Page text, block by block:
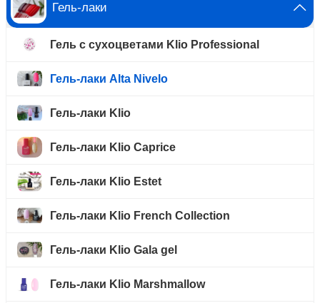
Гель-лаки
Гель с сухоцветами Klio Professional
Гель-лаки Alta Nivelo
Гель-лаки Klio
Гель-лаки Klio Caprice
Гель-лаки Klio Estet
Гель-лаки Klio French Collection
Гель-лаки Klio Gala gel
Гель-лаки Klio Marshmallow